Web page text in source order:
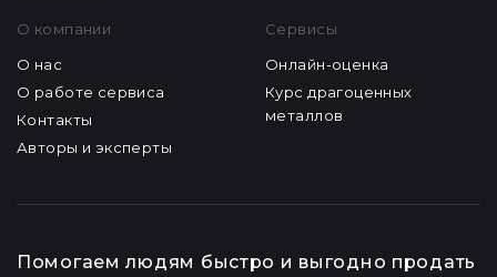
О компании
О нас
О работе сервиса
Контакты
Авторы и эксперты
Сервисы
Онлайн-оценка
Курс драгоценных
металлов
Помогаем людям быстро и выгодно продать